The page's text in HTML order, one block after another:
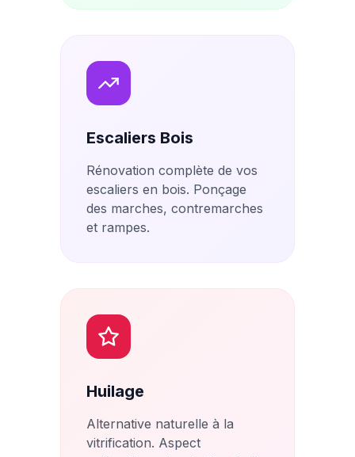
Escaliers Bois
Rénovation complète de vos
escaliers en bois. Ponçage
des marches, contremarches
et rampes.
Huilage
Alternative naturelle à la
vitrification. Aspect